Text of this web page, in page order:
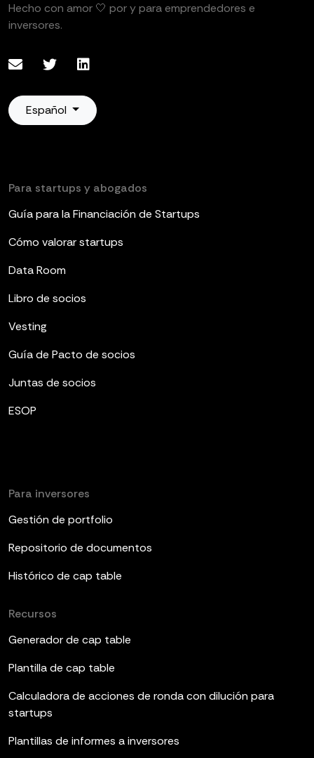
Hecho con amor 🤍 por y para emprendedores e
inversores.
Español
Para startups y abogados
Guía para la Financiación de Startups
Cómo valorar startups
Data Room
Libro de socios
Vesting
Guía de Pacto de socios
Juntas de socios
ESOP
Para inversores
Gestión de portfolio
Repositorio de documentos
Histórico de cap table
Recursos
Generador de cap table
Plantilla de cap table
Calculadora de acciones de ronda con dilución para
startups
Plantillas de informes a inversores